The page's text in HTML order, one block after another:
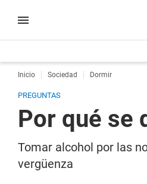
Inicio Sociedad Dormir
PREGUNTAS
Por qué se
Tomar alcohol por las
vergüenza